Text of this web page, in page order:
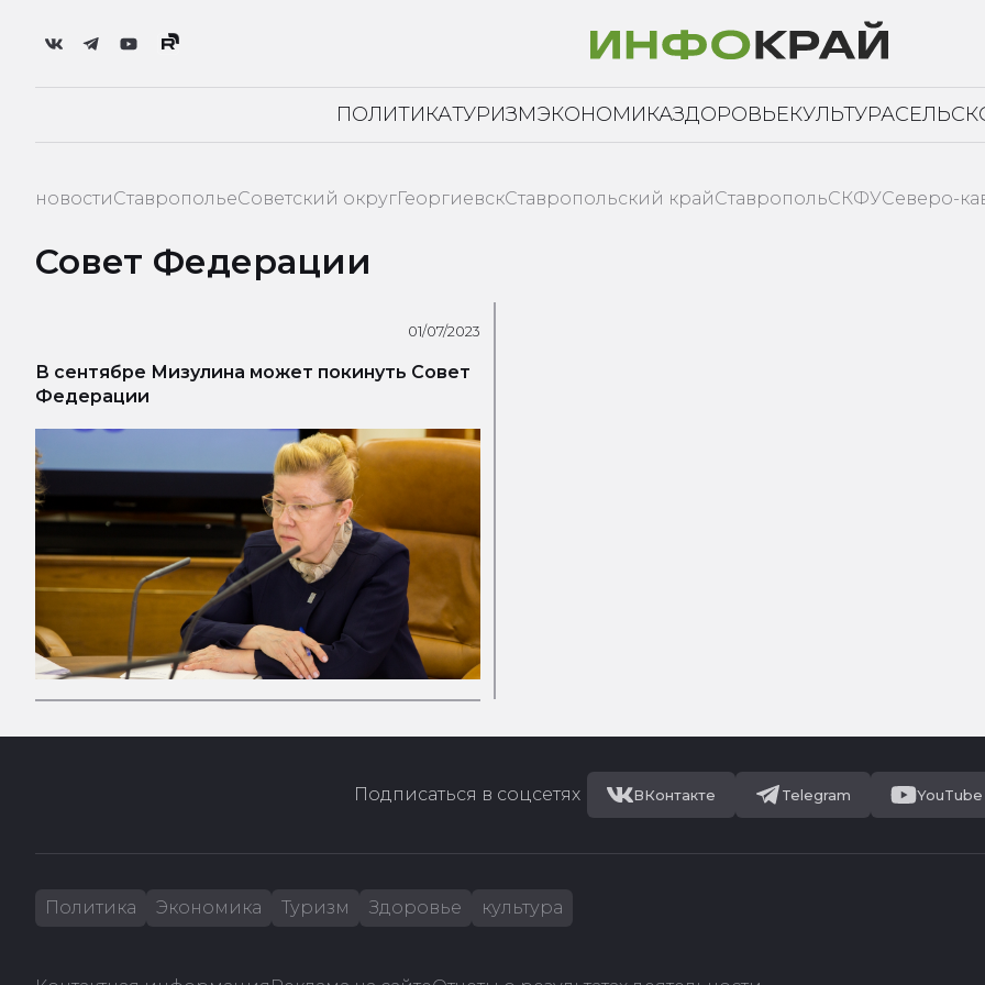
ПОЛИТИКАТУРИЗМЭКОНОМИКАЗДОРОВЬЕКУЛЬТУРА
новостиСтавропольеСоветский округГеоргиевскСтавропольский крайСтавропольСКФУСеверо-
Совет Федерации
01/07/2023
В сентябре Мизулина может покинуть Совет
Федерации
Подписаться в соцсетях ВКонтакте Telegram YouTube
Политика Экономика Туризм Здоровье культура